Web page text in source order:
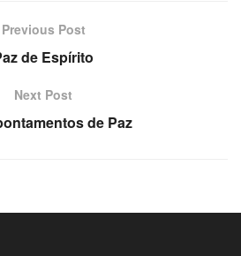
Previous Post
de Espírito
Next Post
de Paz